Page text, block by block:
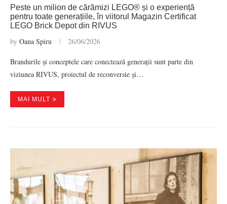
Peste un milion de cărămizi LEGO® și o experiență
pentru toate generațiile, în viitorul Magazin Certificat
LEGO Brick Depot din RIVUS
by Oana Spiru 26/06/2026
Brandurile și conceptele care conectează generații sunt parte din
viziunea RIVUS, proiectul de reconversie și…
MAI MULT